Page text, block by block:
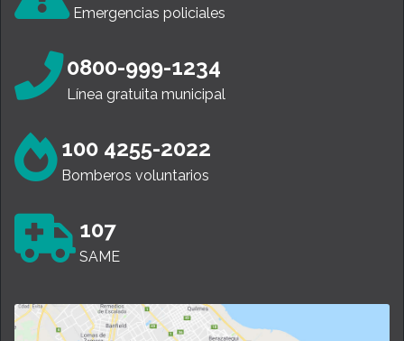
Emergencias policiales
0800-999-1234
Línea gratuita municipal
100 4255-2022
Bomberos voluntarios
107
SAME